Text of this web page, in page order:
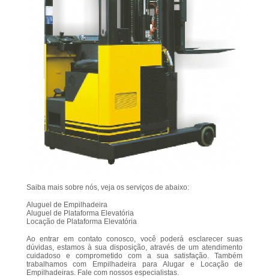
Saiba mais sobre nós, veja os serviços de abaixo:
Aluguel de Empilhadeira
Aluguel de Plataforma Elevatória
Locação de Plataforma Elevatória
Ao entrar em contato conosco, você poderá esclarecer suas
dúvidas, estamos à sua disposição, através de um atendimento
cuidadoso e comprometido com a sua satisfação. Também
trabalhamos com Empilhadeira para Alugar e Locação de
Empilhadeiras. Fale com nossos especialistas.